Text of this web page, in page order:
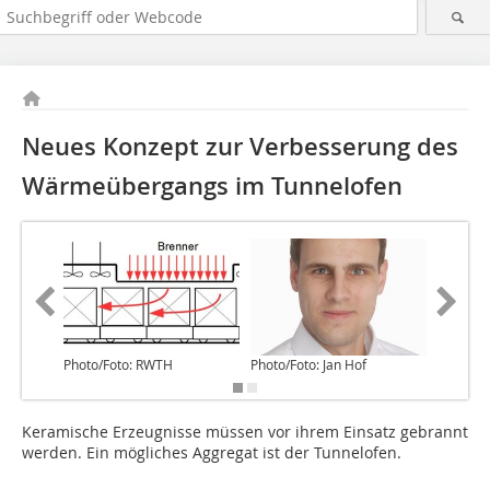
Neues Konzept zur Verbesserung des
Wärmeübergangs im Tunnelofen
Photo/Foto: RWTH Photo/Foto: Jan Hof
Keramische Erzeugnisse müssen vor ihrem Einsatz gebrannt
werden. Ein mögliches Aggregat ist der Tunnelofen.